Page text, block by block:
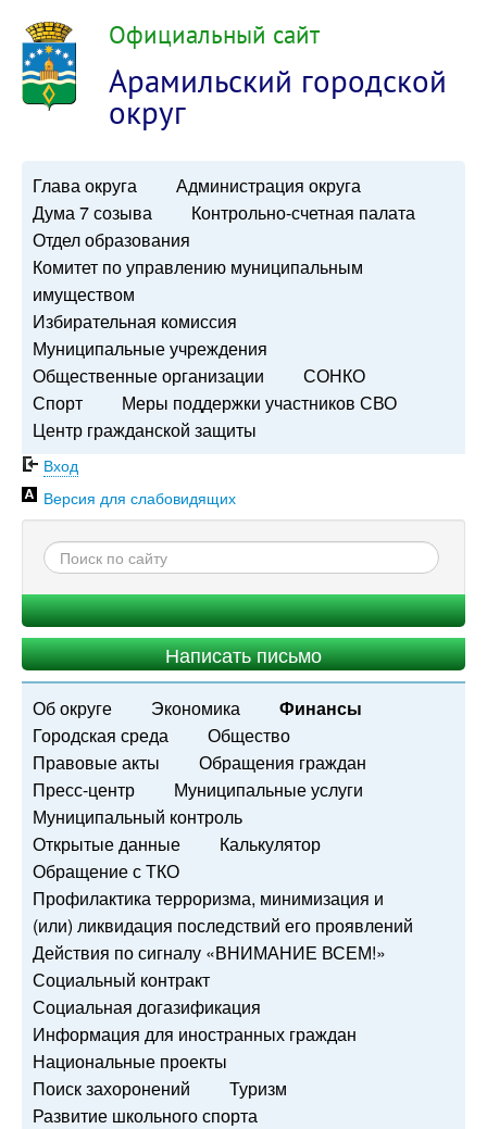
Официальный сайт
Арамильский городской
округ
Глава округа
Администрация округа
Дума 7 созыва
Контрольно-счетная палата
Отдел образования
Комитет по управлению муниципальным
имуществом
Избирательная комиссия
Муниципальные учреждения
Общественные организации
СОНКО
Спорт
Меры поддержки участников СВО
Центр гражданской защиты
Вход
Версия для слабовидящих
Написать письмо
Об округе Экономика
Финансы
Городская среда
Общество
Правовые акты
Обращения граждан
Пресс-центр
Муниципальные услуги
Муниципальный контроль
Открытые данные
Калькулятор
Обращение с ТКО
Профилактика терроризма, минимизация и
(или) ликвидация последствий его проявлений
Действия по сигналу «ВНИМАНИЕ ВСЕМ!»
Социальный контракт
Социальная догазификация
Информация для иностранных граждан
Национальные проекты
Поиск захоронений
Туризм
Развитие школьного спорта